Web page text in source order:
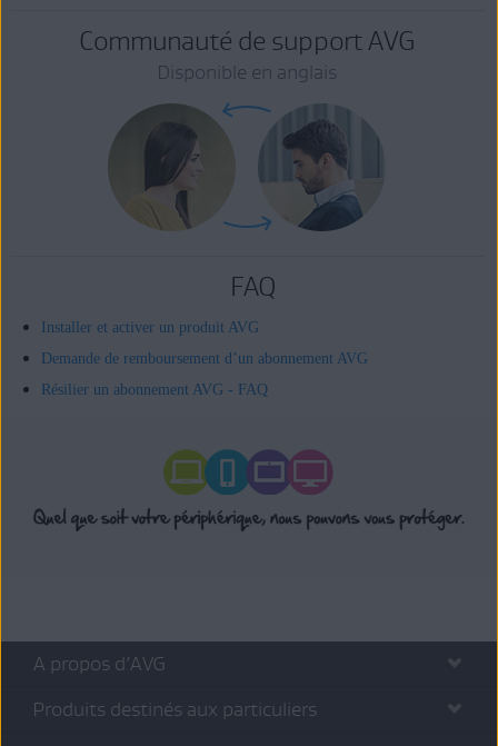
Communauté de support AVG
Disponible en anglais
FAQ
Installer et activer un produit AVG
Demande de remboursement d’un abonnement AVG
Résilier un abonnement AVG - FAQ
A propos d’AVG
Produits destinés aux particuliers